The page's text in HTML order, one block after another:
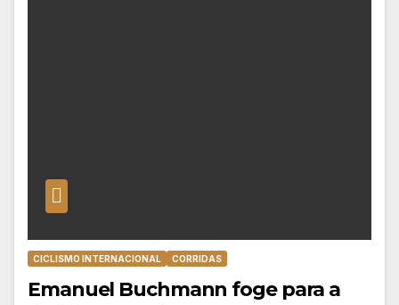
CICLISMO INTERNACIONAL CORRIDAS
Emanuel Buchmann foge para a